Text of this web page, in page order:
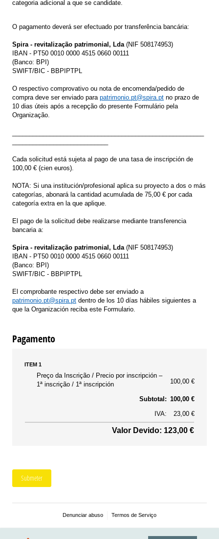
categoria adicional a que se candidate.
O pagamento deverá ser efectuado por transferência bancária:
Spira - revitalização patrimonial, Lda (NIF 508174953)
IBAN - PT50 0010 0000 4515 0660 00111
(Banco: BPI)
SWIFT/BIC - BBPIPTPL
O respectivo comprovativo ou nota de encomenda/pedido de
compra deve ser enviado para patrimonio.pt@spira.pt no prazo de
10 dias úteis após a recepção do presente Formulário pela
Organização.
Cada solicitud está sujeta al pago de una tasa de inscripción de
100,00 € (cien euros).
NOTA: Si una institución/profesional aplica su proyecto a dos o más
categorías, abonará la cantidad acumulada de 75,00 € por cada
categoría extra en la que aplique.
El pago de la solicitud debe realizarse mediante transferencia
bancaria a:
Spira - revitalização patrimonial, Lda (NIF 508174953)
IBAN - PT50 0010 0000 4515 0660 00111
(Banco: BPI)
SWIFT/BIC - BBPIPTPL
El comprobante respectivo debe ser enviado a
patrimonio.pt@spira.pt dentro de los 10 días hábiles siguientes a
que la Organización reciba este Formulario.
Pagamento
ITEM 1
Preço da Inscrição / Precio por inscripción
1ª inscrição / 1ª inscripción
100,00 €
Subtotal: 100,00 €
IVA:
23,00 €
Valor Devido: 123,00 €
Submeter
Denunciar abuso Termos de Serviço